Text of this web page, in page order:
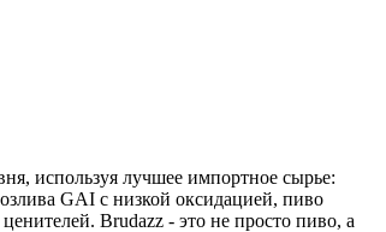
используя лучшее импортное сырье:
GAI с низкой оксидацией, пиво
Brudazz - это не просто пиво, а